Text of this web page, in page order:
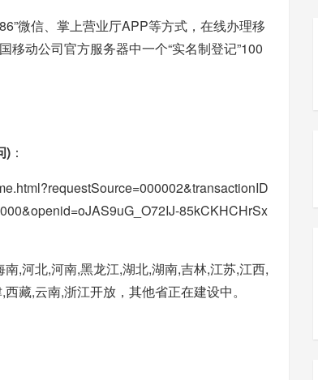
微信、掌上营业厅APP等方式，在线办理移
动公司官方服务器中一个“实名制登记”100
) ：
85kCKHCHrSx
,河北,河南,黑龙江,湖北,湖南,吉林,江苏,江西,
藏,云南,浙江开放，其他省正在建设中。